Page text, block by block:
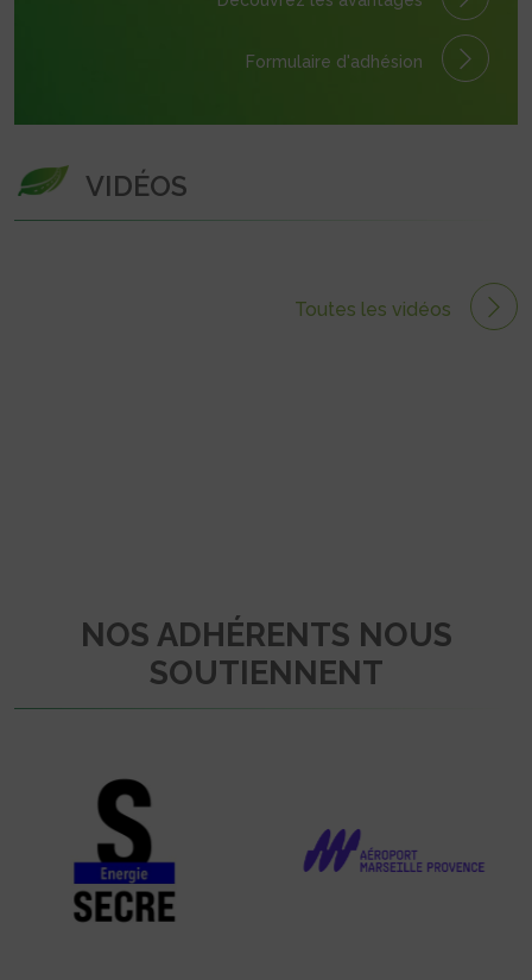
Formulaire d'adhésion
VIDÉOS
Toutes les vidéos
NOS ADHÉRENTS NOUS
SOUTIENNENT